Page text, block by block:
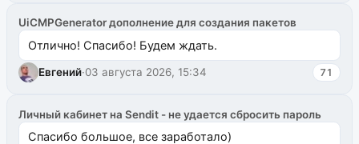
UiCMPGenerator дополнение для создания пакетов
Отлично! Спасибо! Будем ждать.
Евгений·03 августа 2026, 15:34 71
Личный кабинет на Sendit - не удается сбросить пароль
Спасибо большое, все заработало)